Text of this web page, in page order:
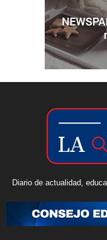
Diario de actualidad,